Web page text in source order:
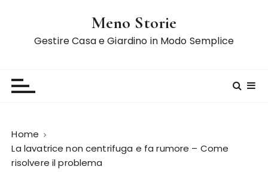
Meno Storie
Gestire Casa e Giardino in Modo Semplice
Home
La lavatrice non centrifuga e fa rumore – Come
risolvere il problema